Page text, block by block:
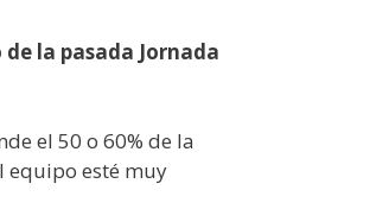
la pasada Jornada
el 50 o 60% de la
equipo esté muy